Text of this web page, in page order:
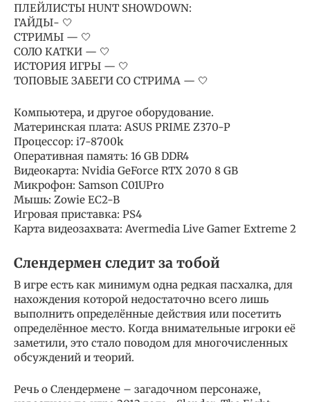
ПЛЕЙЛИСТЫ HUNT SHOWDOWN:
ГАЙДЫ- 🤍
СТРИМЫ — 🤍
СОЛО КАТКИ — 🤍
ИСТОРИЯ ИГРЫ — 🤍
ТОПОВЫЕ ЗАБЕГИ СО СТРИМА — 🤍
Компьютера, и другое оборудование.
Материнская плата: ASUS PRIME Z370-P
Процессор: i7-8700k
Оперативная память: 16 GB DDR4
Видеокарта: Nvidia GeForce RTX 2070 8 GB
Микрофон: Samson C01UPro
Мышь: Zowie EC2-B
Игровая приставка: PS4
Карта видеозахвата: Avermedia Live Gamer Extreme 2
Слендермен следит за тобой
В игре есть как минимум одна редкая пасхалка, для
нахождения которой недостаточно всего лишь
выполнить определённые действия или посетить
определённое место. Когда внимательные игроки её
заметили, это стало поводом для многочисленных
обсуждений и теорий.
Речь о Слендермене – загадочном персонаже,